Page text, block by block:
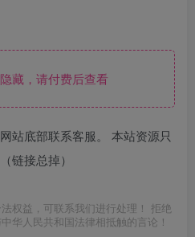
藏，请付费后查看
站底部联系客服。 本站资源只
链接总掉）
权益，可联系我们进行处理！ 拒绝
华人民共和国法律相抵触的言论！